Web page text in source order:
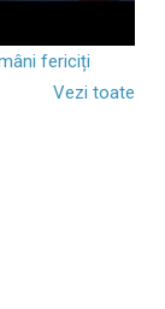
fericiți
Vezi toate